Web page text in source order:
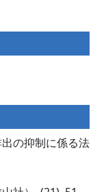
の抑制に係る法